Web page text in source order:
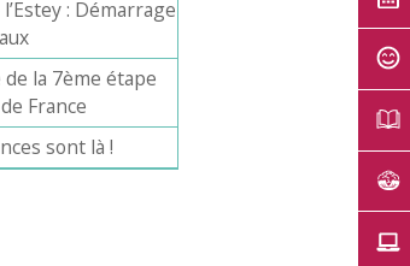
l’Estey : Démarrage
de la 7ème étape
France
sont là !